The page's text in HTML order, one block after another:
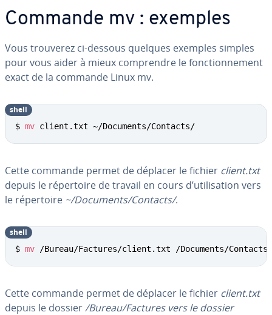
Commande mv : exemples
Vous trouverez ci-dessous quelques exemples simples
pour vous aider à mieux com­prendre le fonc­tion­ne­ment
exact de la commande Linux mv.
$ mv client.txt ~/Documents/Contacts/
shell
Cette commande permet de déplacer le fichier client.txt
depuis le ré­per­toire de travail en cours d’uti­li­sa­tion vers
le ré­per­toire ~/Documents/Contacts/.
$ mv /Bureau/Factures/client.txt /Documents/Contacts/
shell
Cette commande permet de déplacer le fichier client.txt
depuis le dossier/Bureau/Factures vers le dossier